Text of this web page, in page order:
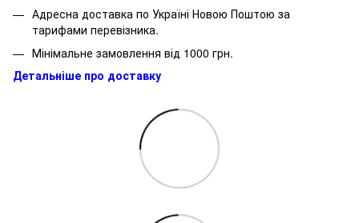
Адресна доставка по Україні Новою Поштою за
тарифами перевізника.
Мінімальне замовлення від 1000 грн.
Детальніше про доставку